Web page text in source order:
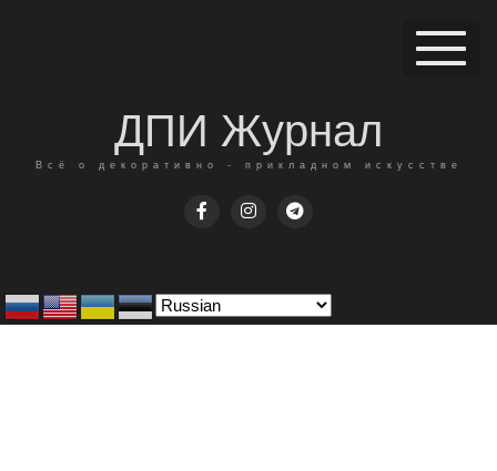
ДПИ Журнал
Всё о декоративно - прикладном искусстве